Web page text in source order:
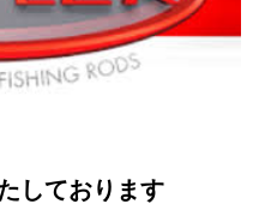
しております